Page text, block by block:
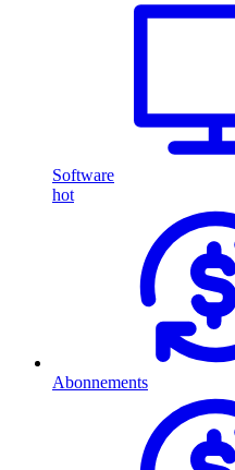
Software
hot
Abonnements